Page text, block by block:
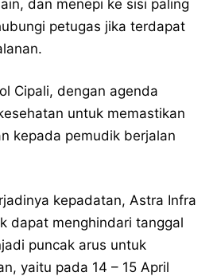
dan menepi ke sisi paling
petugas jika terdapat
Cipali, dengan agenda
untuk memastikan
kepada pemudik berjalan
kepadatan, Astra Infra
dapat menghindari tanggal
puncak arus untuk
yaitu pada 14 – 15 April